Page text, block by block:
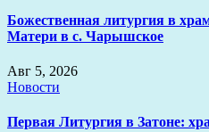
Божественная литургия в
Матери в с. Чарышское
Авг 5, 2026
Новости
Первая Литургия в Затоне: